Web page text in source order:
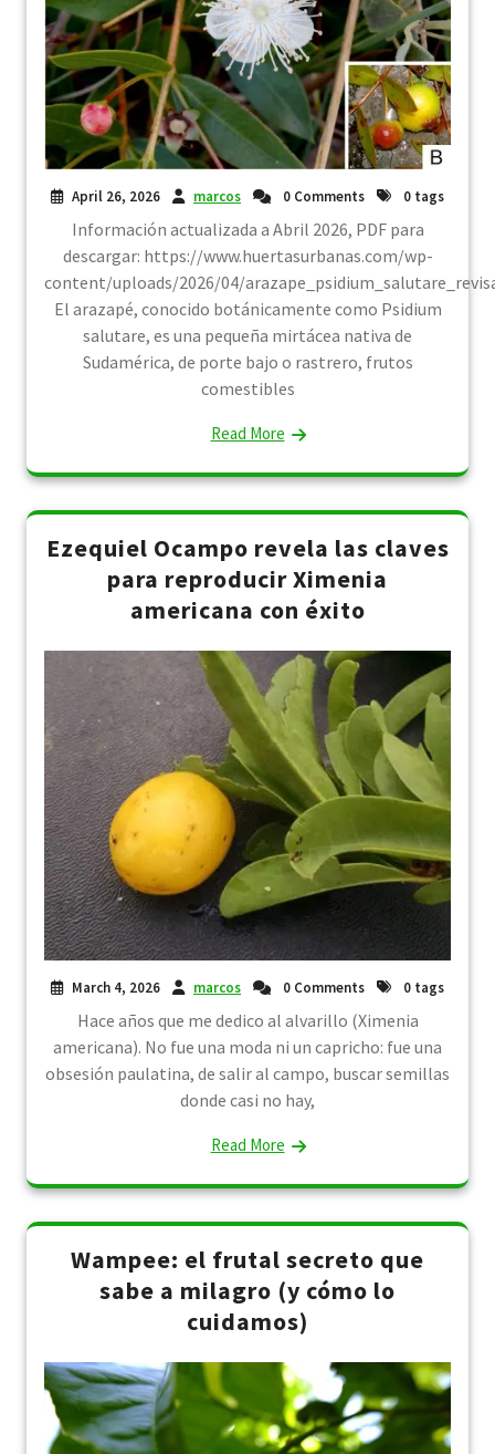
April 26, 2026 marcos 0 Comments 0 tags
Información actualizada a Abril 2026, PDF para
descargar: https://www.huertasurbanas.com/wp-
content/uploads/2026/04/
El arazapé, conocido botánicamente como Psidium
salutare, es una pequeña mirtácea nativa de
Sudamérica, de porte bajo o rastrero, frutos
comestibles
Read More
Ezequiel Ocampo revela las claves
para reproducir Ximenia
americana con éxito
March 4, 2026 marcos 0 Comments 0 tags
Hace años que me dedico al alvarillo (Ximenia
americana). No fue una moda ni un capricho: fue una
obsesión paulatina, de salir al campo, buscar semillas
donde casi no hay,
Read More
Wampee: el frutal secreto que
sabe a milagro (y cómo lo
cuidamos)